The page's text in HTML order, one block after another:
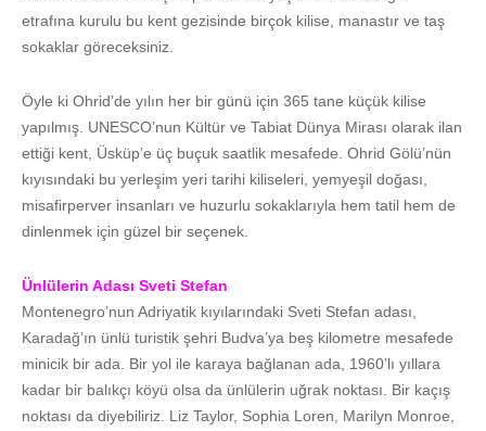
etrafına kurulu bu kent gezisinde birçok kilise, manastır ve taş
sokaklar göreceksiniz.
Öyle ki Ohrid’de yılın her bir günü için 365 tane küçük kilise
yapılmış. UNESCO’nun Kültür ve Tabiat Dünya Mirası olarak ilan
ettiği kent, Üsküp’e üç buçuk saatlik mesafede. Ohrid Gölü’nün
kıyısındaki bu yerleşim yeri tarihi kiliseleri, yemyeşil doğası,
misafirperver insanları ve huzurlu sokaklarıyla hem tatil hem de
dinlenmek için güzel bir seçenek.
Ünlülerin Adası Sveti Stefan
Montenegro’nun Adriyatik kıyılarındaki Sveti Stefan adası,
Karadağ’ın ünlü turistik şehri Budva’ya beş kilometre mesafede
minicik bir ada. Bir yol ile karaya bağlanan ada, 1960’lı yıllara
kadar bir balıkçı köyü olsa da ünlülerin uğrak noktası. Bir kaçış
noktası da diyebiliriz. Liz Taylor, Sophia Loren, Marilyn Monroe,